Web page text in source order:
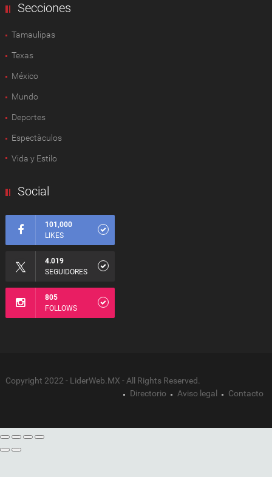
Secciones
Tamaulipas
Texas
México
Mundo
Deportes
Espectàculos
Vida y Estilo
Social
101,000
LIKES
4.019
SEGUIDORES
805
FOLLOWS
Copyright 2022 - LiderWeb.MX - All Rights Reserved.
Directorio
Aviso legal Contacto